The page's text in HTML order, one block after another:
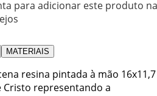
para adicionar este produto na
MATERIAIS
resina pintada à mão 16x11,7
Cristo representando a